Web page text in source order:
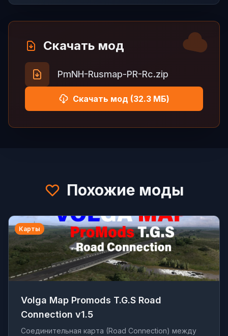
Скачать мод
PmNH-Rusmap-PR-Rc.zip
Скачать мод (32.3 МБ)
Похожие моды
Карты
Volga Map Promods T.G.S Road
Connection v1.5
Соединительная карта (Road Connection) между